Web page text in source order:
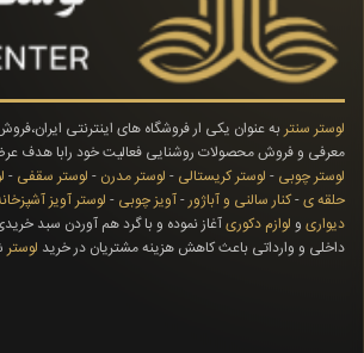
لوستر سنتربه عنوان یکی ار فروشگاه های اینترنتی
معرفی و فروش محصولات روشنایی فعالیت خود رابا هدف
لوستر چوبی - لوستر کریستالی - لوستر مدرن - لوستر سقفی -
حلقه ی-کنار سالنی و آباژور-آویز چوبی -لوستر آویز
دیواری و لوازم دکوریآغاز نموده و با گرد هم آوردن سبد
داخلی و وارداتی باعث کاهش هزینه مشتریان در خرید لوستر